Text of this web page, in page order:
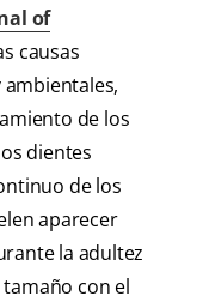
of
causas
de los
dientes
de los
aparecer
la adultez
con el